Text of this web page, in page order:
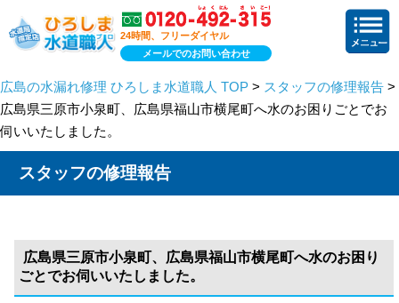
24時間、フリーダイヤル
メールでのお問い合わせ
広島の水漏れ修理 ひろしま水道職人 TOP > スタッフの修理報告 >
広島県三原市小泉町、広島県福山市横尾町へ水のお困りごとでお
伺いいたしました。
スタッフの修理報告
広島県三原市小泉町、広島県福山市横尾町へ水のお困り
ごとでお伺いいたしました。